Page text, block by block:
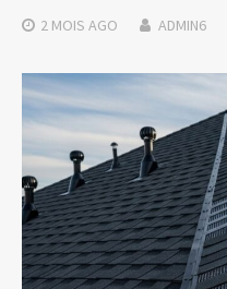
2 MOIS AGO ADMIN6